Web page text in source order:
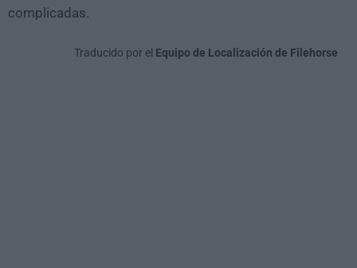
complicadas.
Traducido por el Equipo de Localización de Filehorse